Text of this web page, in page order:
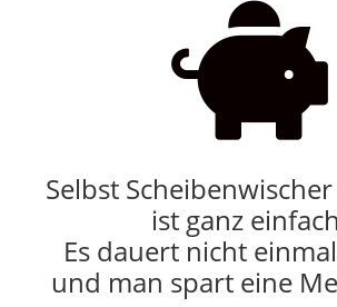

Selbst
ist ganz
Es dauert nicht
und man spart eine